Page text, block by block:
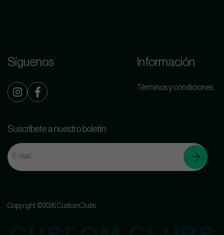
Síguenos Información
Términos y condiciones
Suscríbete a nuestro boletín
Copyright ©2026 CustomClubs